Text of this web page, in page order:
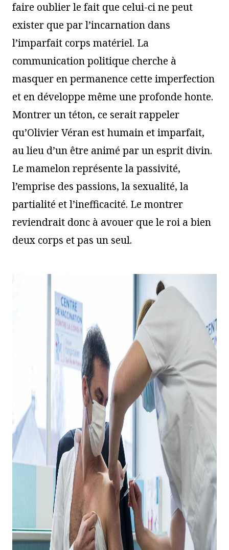
faire oublier le fait que celui-ci ne peut
exister que par l’incarnation dans
l’imparfait corps matériel. La
communication politique cherche à
masquer en permanence cette imperfection
et en développe même une profonde honte.
Montrer un téton, ce serait rappeler
qu’Olivier Véran est humain et imparfait,
au lieu d’un être animé par un esprit divin.
Le mamelon représente la passivité,
l’emprise des passions, la sexualité, la
partialité et l’inefficacité. Le montrer
reviendrait donc à avouer que le roi a bien
deux corps et pas un seul.